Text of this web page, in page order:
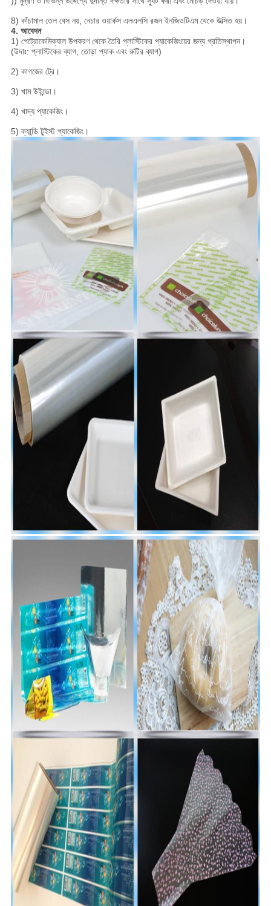
8) কাঁচামাল তেল বেস নয়, নেচার ওয়ার্কস এলএলসি রজন ইনজিওটিএম থেকে উত্সিত হয়।
4. আবেদন
1) পেট্রোকেমিক্যাল উপকরণ থেকে তৈরি প্লাস্টিকের প্যাকেজিংয়ের জন্য প্রতিস্থাপন।
(উদাঃ: প্লাস্টিকের ব্যাগ, তোড়া প্যাক এবং রুটির ব্যাগ)
2) কাগজের ট্রে।
3) খাম উইন্ডো।
4) খাদ্য প্যাকেজিং।
5) ক্যান্ডি টুইস্ট প্যাকেজিং।